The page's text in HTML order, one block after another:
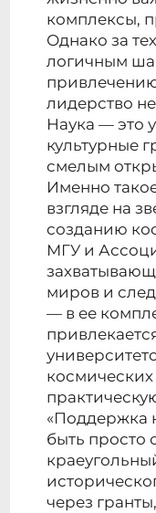
комплексы,
Однако за
логичным
лидерство
Наука — это
культурные
смелым
Именно
взгляде на
созданию
МГУ и
миров и
— в ее
космических
«Поддержка
быть просто
через